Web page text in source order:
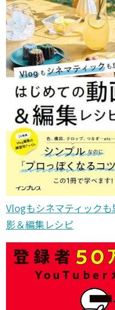
Vlogもシネマティック
影＆編集レシピ